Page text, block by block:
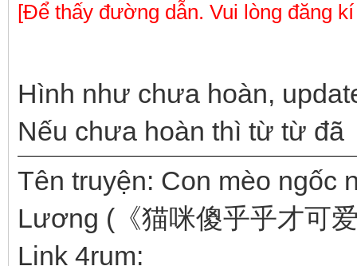
[Để thấy đường dẫn. Vui lòng đăng
Hình như chưa hoàn,
Nếu chưa hoàn thì từ từ đã
Tên truyện: Con mèo ngốc
Lương (《猫咪傻乎乎才可
Link 4rum: